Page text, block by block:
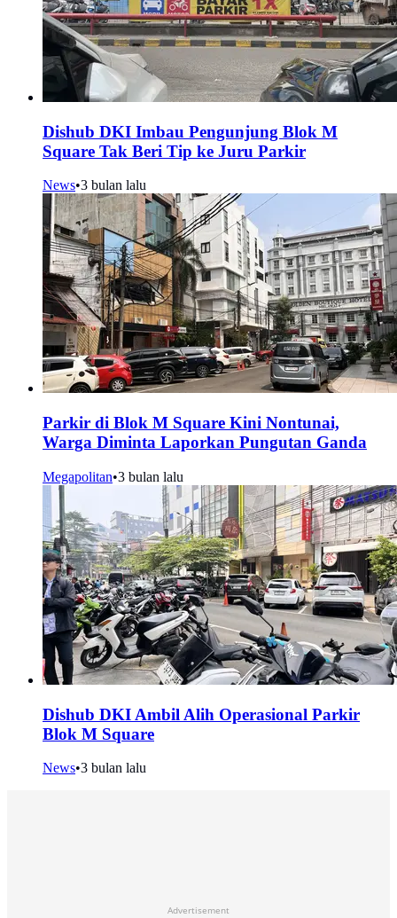
Dishub DKI Imbau Pengunjung Blok M
Square Tak Beri Tip ke Juru Parkir
News•3 bulan lalu
Parkir di Blok M Square Kini Nontunai,
Warga Diminta Laporkan Pungutan Ganda
Megapolitan•3 bulan lalu
Dishub DKI Ambil Alih Operasional Parkir
Blok M Square
News•3 bulan lalu
Advertisement